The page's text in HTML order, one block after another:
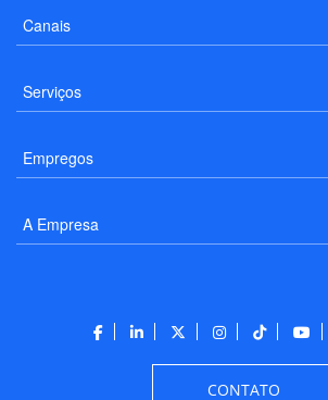
Canais
Serviços
Empregos
A Empresa
CONTATO